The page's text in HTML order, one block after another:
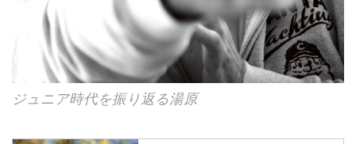
ジュニア時代を振り返る湯原